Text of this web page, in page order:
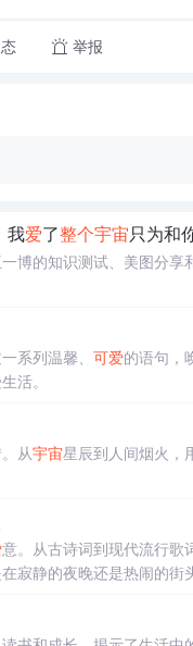
举报
我爱了整个宇宙只为和
博的知识测试、美图分享
系列温馨、 可爱的语句，
活。
从宇宙星辰到人间烟火，
意。从古诗词到现代流行歌
寂静的夜晚还是热闹的街